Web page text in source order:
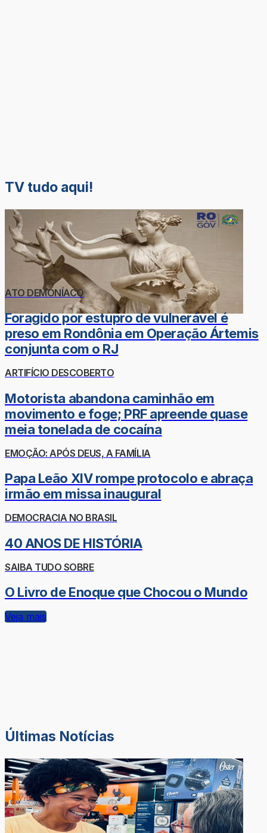
TV tudo aqui!
ATO DEMONÍACO
Foragido por estupro de vulnerável é
preso em Rondônia em Operação Ártemis
conjunta com o RJ
ARTIFÍCIO DESCOBERTO
Motorista abandona caminhão em
movimento e foge; PRF apreende quase
meia tonelada de cocaína
EMOÇÃO: APÓS DEUS, A FAMÍLIA
Papa Leão XIV rompe protocolo e abraça
irmão em missa inaugural
DEMOCRACIA NO BRASIL
40 ANOS DE HISTÓRIA
SAIBA TUDO SOBRE
O Livro de Enoque que Chocou o Mundo
Veja mais
Últimas Notícias